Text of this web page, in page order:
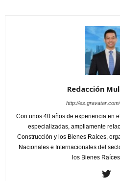
Redacción
http://
Con unos 40 años de experiencia en
especializadas, ampliamente
Construcción y los Bienes Raíces,
Nacionales e Internacionales del
los Bienes Raíces